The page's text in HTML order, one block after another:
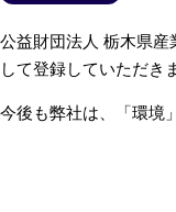
公益財団法人 栃木県
して登録していただき
今後も弊社は、「環境